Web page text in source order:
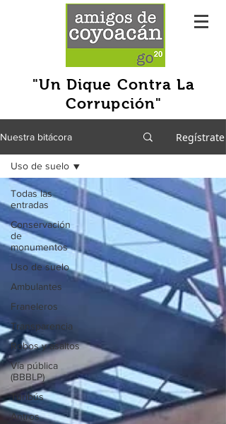
"Un Dique Contra La
Corrupción"
Nuestra bitácora Regístrate
Todas las
entradas
Conservación
de
monumentos
Uso de suelo
Ambulantes
Franeleros
Transparencia
Robos y asaltos
Vía pública
(BBBLP)
Turibús
Antros
Uso de suelo